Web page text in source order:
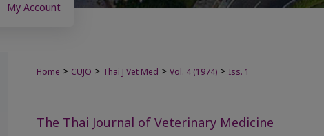
My Account
Home > CUJO > Thai J Vet Med > Vol. 4 (1974) > Iss. 1
The Thai Journal of Veterinary Medicine